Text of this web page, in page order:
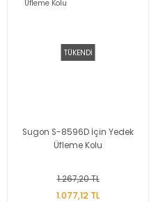
TÜKENDİ
Sugon S-8596D İçin Yedek
Üfleme Kolu
1.267,20 TL
1.077,12 TL